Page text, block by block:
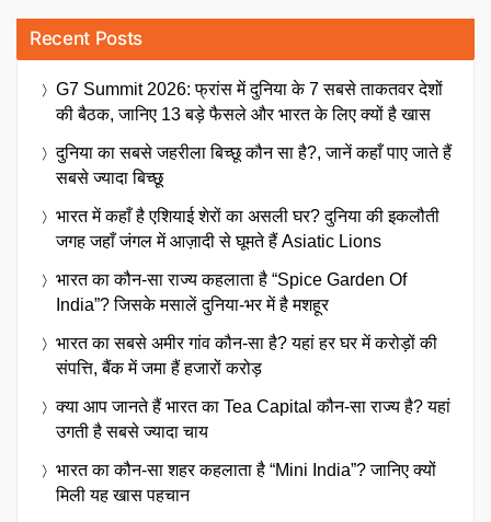
Recent Posts
G7 Summit 2026: फ्रांस में दुनिया के 7 सबसे ताकतवर देशों
की बैठक, जानिए 13 बड़े फैसले और भारत के लिए क्यों है खास
दुनिया का सबसे जहरीला बिच्छू कौन सा है?, जानें कहाँ पाए जाते हैं
सबसे ज्यादा बिच्छू
भारत में कहाँ है एशियाई शेरों का असली घर? दुनिया की इकलौती
जगह जहाँ जंगल में आज़ादी से घूमते हैं Asiatic Lions
भारत का कौन-सा राज्य कहलाता है “Spice Garden Of
India”? जिसके मसालें दुनिया-भर में है मशहूर
भारत का सबसे अमीर गांव कौन-सा है? यहां हर घर में करोड़ों की
संपत्ति, बैंक में जमा हैं हजारों करोड़
क्या आप जानते हैं भारत का Tea Capital कौन-सा राज्य है? यहां
उगती है सबसे ज्यादा चाय
भारत का कौन-सा शहर कहलाता है “Mini India”? जानिए क्यों
मिली यह खास पहचान